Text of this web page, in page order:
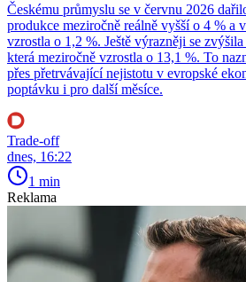
Českému průmyslu se v červnu 2026
produkce meziročně reálně vyšší o 4 % a
vzrostla o 1,2 %. Ještě výrazněji se
která meziročně vzrostla o 13,1 %. To
přes přetrvávající nejistotu v evropské
poptávku i pro další měsíce.
Trade-off
dnes, 16:22
1 min
Reklama